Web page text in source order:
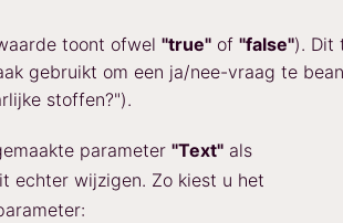
toont ofwel "true" of "false"). Dit
gebruikt om een ja/nee-vraag te
stoffen?").
parameter "Text" als
echter wijzigen. Zo kiest u het